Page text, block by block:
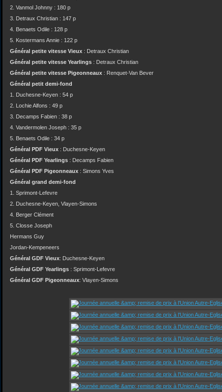
2. Vanmol Johnny : 180 p
3. Detraux Christian : 147 p
4. Benaets Odile : 128 p
5. Kostermans Annie : 122 p
Général petite vitesse Vieux : Detraux Christian
Général petite vitesse Yearlings : Detraux Christian
Général petite vitesse Pigeonneaux : Renquet-Van Bever
Général petit demi-fond
1. Duchesne-Keyen : 54 p
2. Lochie Alfons : 49 p
3. Decamps Fabien : 38 p
4. Vandermolen Joseph : 35 p
5. Benaets Odile : 34 p
Général PDF Vieux : Duchesne-Keyen
Général PDF Yearlings : Decamps Fabien
Général PDF Pigeonneaux : Simons Yves
Général grand demi-fond
1. Sprimont-Lefevre
2. Duchesne-Keyen, Vlayen-Simons
4. Berger Clément
5. Closse Joseph
Hermans Guy
Jordan-Kempeneers
Général GDF Vieux: Duchesne-Keyen
Général GDF Yearlings : Sprimont-Lefevre
Général GDF Pigeonneaux: Vlayen-Simons